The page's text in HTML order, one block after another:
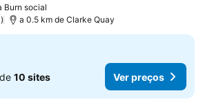
Burn social
a 0.5 km de Clarke Quay
10 sites Ver preços